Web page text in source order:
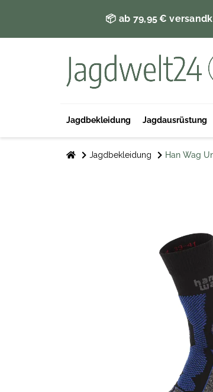
📦 ab 79,95 €
Jagdbekleidung Jagdausrüstung
Jagdbekleidung Han Wag